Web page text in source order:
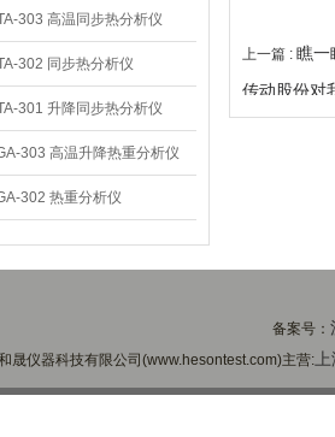
303 高温同步热分析仪
302 同步热分析仪
301 升降同步热分析仪
303 高温升降热重分析仪
302 热重分析仪
上一篇 : 瞧一
传动股份对
备案号：
晟仪器科技有限公司(www.hesontest.com)主营:上